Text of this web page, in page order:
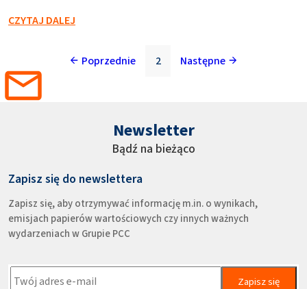
CZYTAJ DALEJ
Poprzednie 2 Następne
Newsletter
Bądź na bieżąco
Zapisz się do newslettera
Zapisz się, aby otrzymywać informację m.in. o wynikach,
emisjach papierów wartościowych czy innych ważnych
wydarzeniach w Grupie PCC
Zapisz się